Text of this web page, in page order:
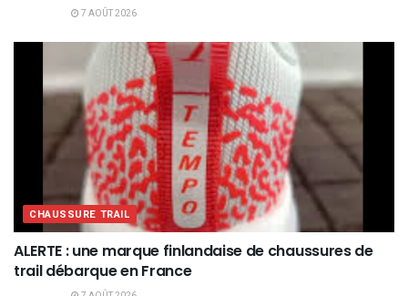
7 AOÛT 2026
CHAUSSURE TRAIL
ALERTE : une marque finlandaise de chaussures de
trail débarque en France